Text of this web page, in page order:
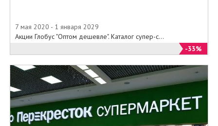
7 мая 2020 - 1 января 2029
Акции Глобус "Оптом дешевле". Каталог супер-с...
-33%